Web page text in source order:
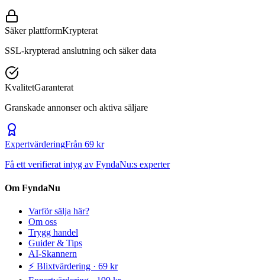
Säker plattformKrypterat
SSL-krypterad anslutning och säker data
KvalitetGaranterat
Granskade annonser och aktiva säljare
ExpertvärderingFrån 69 kr
Få ett verifierat intyg av FyndaNu:s experter
Om FyndaNu
Varför sälja här?
Om oss
Trygg handel
Guider & Tips
AI-Skannern
⚡ Blixtvärdering · 69 kr